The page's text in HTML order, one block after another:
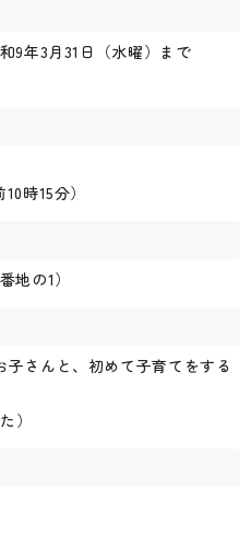
9年3月31日（水曜）まで
時15分）
地の1）
さんと、初めて子育てをする
）